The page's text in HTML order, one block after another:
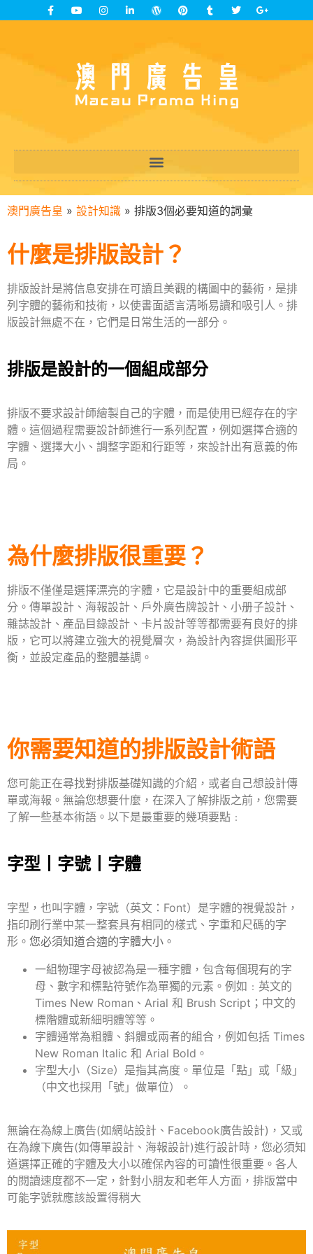
澳門廣告皇 » 設計知識 » 排版3個必要知道的詞彙
什麼是排版設計？
排版設計是將信息安排在可讀且美觀的構圖中的藝術，是排
列字體的藝術和技術，以使書面語言清晰易讀和吸引人。排
版設計無處不在，它們是日常生活的一部分。
排版是設計的一個組成部分
排版不要求設計師繪製自己的字體，而是使用已經存在的字
體。這個過程需要設計師進行一系列配置，例如選擇合適的
字體、選擇大小、調整字距和行距等，來設計出有意義的佈
局。
為什麼排版很重要？
排版不僅僅是選擇漂亮的字體，它是設計中的重要組成部
分。傳單設計、海報設計、戶外廣告牌設計、小册子設計、
雜誌設計、產品目錄設計、卡片設計等等都需要有 良好的排
版，它可以將建立強大的視覺層次，為設計內容提供圖形平
衡，並設定產品的整體基調。
你需要知道的排版設計術語
您可能正在尋找對排版基礎知識的介紹，或者自己想設計傳
單或海報。無論您想要什麼， 在深入了解排版之前，您需要
了解一些基本術語。以下是最重要的幾項要點﹕
字型丨字號丨字體
字型，也叫字體，字號（英文：Font） 是字體的視覺設計，
指印刷行業中某一整套具有相同的樣式、字重和尺碼的字
形。 您必須知道合適的字體大小。
一組物理字母被認為是一種字體，包含每個現有的字
母、數字和標點符號作為單獨的元素。 例如﹕英文的
Times New Roman、Arial 和 Brush Script；中文的
標階體或新細明體等等。
字體通常為粗體、斜體或兩者的組合，例如包括 Times
New Roman Italic 和 Arial Bold。
字型大小（Size）是指其高度。單位是「點」或「級」
（中文也採用「號」做單位）。
無論在為線上廣告(如網站設計、Facebook廣告設計)，又或
在為線下廣告(如傳單設計、海報設計)進行設計時，您必須知
道選擇正確的字體及大小以確保內容的可讀性很重要。 各人
的閱讀速度都不一定，針對小朋友和老年人方面，排版當中
可能字號就應該設置得稍大